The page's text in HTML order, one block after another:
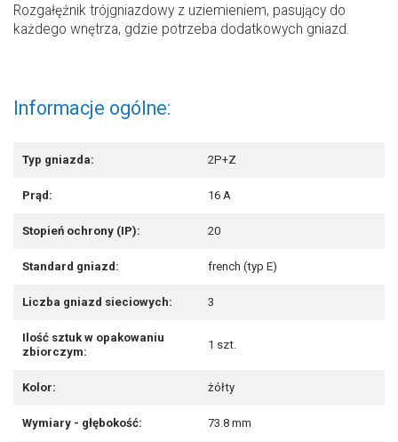
Rozgałęźnik trójgniazdowy z uziemieniem, pasujący do
każdego wnętrza, gdzie potrzeba dodatkowych gniazd.
Informacje ogólne:
Typ gniazda: 2P+Z
Prąd: 16 A
Stopień ochrony (IP): 20
Standard gniazd: french (typ E)
Liczba gniazd sieciowych: 3
Ilość sztuk w opakowaniu
zbiorczym:
1 szt.
Kolor: żółty
Wymiary - głębokość: 73.8 mm